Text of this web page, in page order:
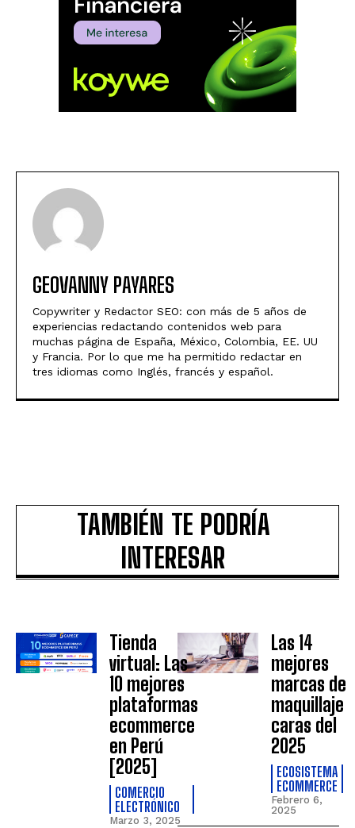
GEOVANNY PAYARES
Copywriter y Redactor SEO: con más de 5 años de
experiencias redactando contenidos web para
muchas página de España, México, Colombia, EE. UU
y Francia. Por lo que me ha permitido redactar en
tres idiomas como Inglés, francés y español.
TAMBIÉN TE PODRÍA
INTERESAR
Tienda
virtual: Las
10 mejores
plataformas
ecommerce
en Perú
[2025]
COMERCIO
ELECTRÓNICO
Marzo 3, 2025
Las 14
mejores
marcas de
maquillaje
caras del
2025
ECOSISTEMA
ECOMMERCE
Febrero 6,
2025